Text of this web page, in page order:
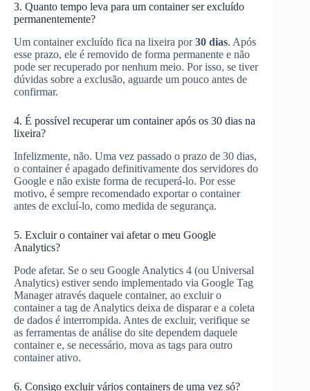
3. Quanto tempo leva para um container ser excluído
permanentemente?
Um container excluído fica na lixeira por30 dias. Após
esse prazo, ele é removido de forma permanente e não
pode ser recuperado por nenhum meio. Por isso, se tiver
dúvidas sobre a exclusão, aguarde um pouco antes de
confirmar.
4. É possível recuperar um container após os 30 dias na
lixeira?
Infelizmente, não. Uma vez passado o prazo de 30 dias,
o container é apagado definitivamente dos servidores do
Google e não existe forma de recuperá-lo. Por esse
motivo, é sempre recomendado exportar o container
antes de excluí-lo, como medida de segurança.
5. Excluir o container vai afetar o meu Google
Analytics?
Pode afetar. Se o seu Google Analytics 4 (ou Universal
Analytics) estiver sendo implementado via Google Tag
Manager através daquele container, ao excluir o
container a tag de Analytics deixa de disparar e a coleta
de dados é interrompida. Antes de excluir, verifique se
as ferramentas de análise do site dependem daquele
container e, se necessário, mova as tags para outro
container ativo.
6. Consigo excluir vários containers de uma vez só?